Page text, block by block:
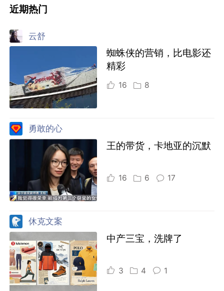
近期热门
云舒
蜘蛛侠的营销，比电影还
精彩
16 8
勇敢的心
王的带货，卡地亚的沉默
16 6 17
休克文案
中产三宝，洗牌了
3 4 1